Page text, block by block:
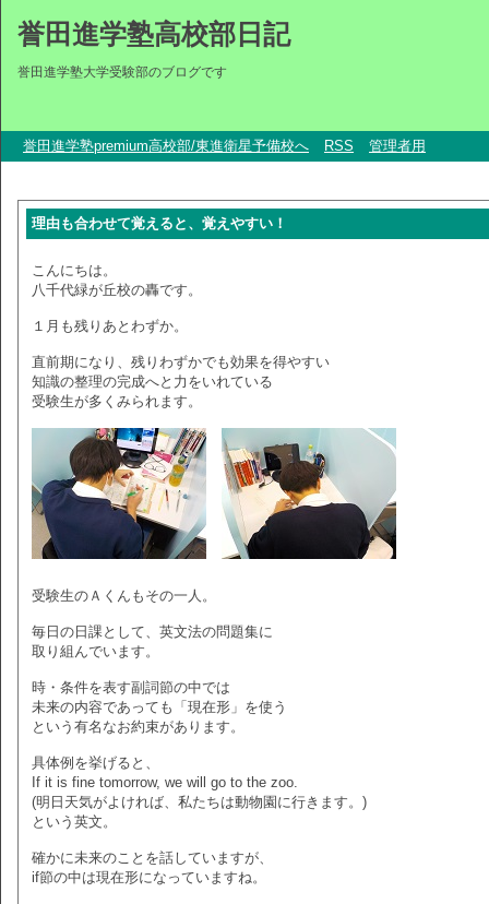
誉田進学塾高校部日記
誉田進学塾大学受験部のブログです
誉田進学塾premium高校部/東進衛星予備校へ RSS 管理者用
理由も合わせて覚えると、覚えやすい！
こんにちは。
八千代緑が丘校の轟です。
１月も残りあとわずか。
直前期になり、残りわずかでも効果を得やすい
知識の整理の完成へと力をいれている
受験生が多くみられます。
受験生のＡくんもその一人。
毎日の日課として、英文法の問題集に
取り組んでいます。
時・条件を表す副詞節の中では
未来の内容であっても「現在形」を使う
という有名なお約束があります。
具体例を挙げると、
If it is fine tomorrow, we will go to the zoo.
(明日天気がよければ、私たちは動物園に行きます。)
という英文。
確かに未来のことを話していますが、
if節の中は現在形になっていますね。